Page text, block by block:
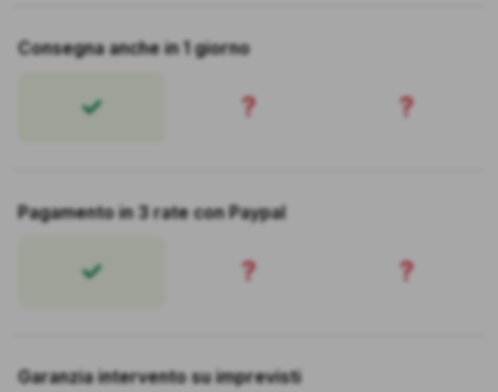
Consegna anche in 1 giorno
? ?
Pagamento in 3 rate con Paypal
? ?
Garanzia intervento su imprevisti